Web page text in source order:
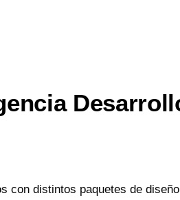
con distintos paquetes de